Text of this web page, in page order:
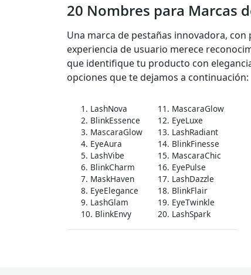
20 Nombres para Marcas
Una marca de pestañas innovadora,
experiencia de usuario merece
que identifique tu producto con
opciones que te dejamos a continuación:
1. LashNova
2. BlinkEssence
3. MascaraGlow
4. EyeAura
5. LashVibe
6. BlinkCharm
7. MaskHaven
8. EyeElegance
9. LashGlam
10. BlinkEnvy
11. MascaraGlow
12. EyeLuxe
13. LashRadiant
14. BlinkFinesse
15. MascaraChic
16. EyePulse
17. LashDazzle
18. BlinkFlair
19. EyeTwinkle
20. LashSpark